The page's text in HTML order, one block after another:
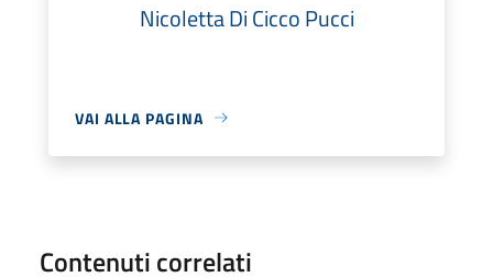
Nicoletta Di Cicco Pucci
VAI ALLA PAGINA
Contenuti correlati